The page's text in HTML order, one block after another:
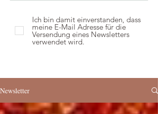
Ich bin damit einverstanden, dass
meine E-Mail Adresse für die
Versendung eines Newsletters
verwendet wird.
Newsletter